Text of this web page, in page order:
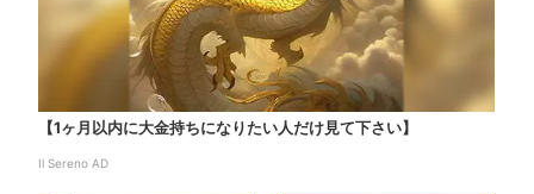
【1ヶ月以内に大金持ちになりたい人だけ見て下さい】
Il Sereno AD